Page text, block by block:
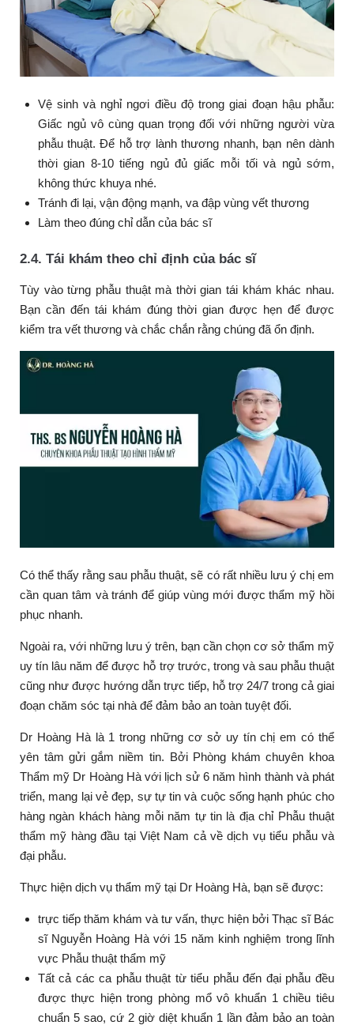
Vệ sinh và nghỉ ngơi điều độ trong giai đoạn hậu phẫu:
Giấc ngủ vô cùng quan trọng đối với những người vừa
phẫu thuật. Để hỗ trợ lành thương nhanh, bạn nên dành
thời gian 8-10 tiếng ngủ đủ giấc mỗi tối và ngủ sớm,
không thức khuya nhé.
Tránh đi lại, vận động mạnh, va đập vùng vết thương
Làm theo đúng chỉ dẫn của bác sĩ
2.4. Tái khám theo chỉ định của bác sĩ
Tùy vào từng phẫu thuật mà thời gian tái khám khác nhau.
Bạn cần đến tái khám đúng thời gian được hẹn để được
kiểm tra vết thương và chắc chắn rằng chúng đã ổn định.
Có thể thấy rằng sau phẫu thuật, sẽ có rất nhiều lưu ý chị em
cần quan tâm và tránh để giúp vùng mới được thẩm mỹ hồi
phục nhanh.
Ngoài ra, với những lưu ý trên, bạn cần chọn cơ sở thẩm mỹ
uy tín lâu năm để được hỗ trợ trước, trong và sau phẫu thuật
cũng như được hướng dẫn trực tiếp, hỗ trợ 24/7 trong cả giai
đoạn chăm sóc tại nhà để đảm bảo an toàn tuyệt đối.
Dr Hoàng Hà là 1 trong những cơ sở uy tín chị em có thể
yên tâm gửi gắm niềm tin. Bởi Phòng khám chuyên khoa
Thẩm mỹ Dr Hoàng Hà với lịch sử 6 năm hình thành và phát
triển, mang lại vẻ đẹp, sự tự tin và cuộc sống hạnh phúc cho
hàng ngàn khách hàng mỗi năm tự tin là địa chỉ Phẫu thuật
thẩm mỹ hàng đầu tại Việt Nam cả về dịch vụ tiểu phẫu và
đại phẫu.
Thực hiện dịch vụ thẩm mỹ tại Dr Hoàng Hà, bạn sẽ được:
trực tiếp thăm khám và tư vấn, thực hiện bởi Thạc sĩ Bác
sĩ Nguyễn Hoàng Hà với 15 năm kinh nghiệm trong lĩnh
vực Phẫu thuật thẩm mỹ
Tất cả các ca phẫu thuật từ tiểu phẫu đến đại phẫu đều
được thực hiện trong phòng mổ vô khuẩn 1 chiều tiêu
chuẩn 5 sao, cứ 2 giờ diệt khuẩn 1 lần đảm bảo an toàn